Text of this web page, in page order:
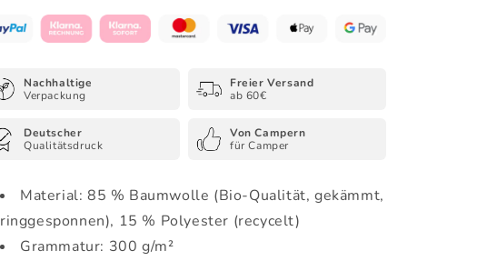
Organic
Zipper
Organic
Zipper
Nachhaltige
Verpackung
Freier Versand
ab 60€
Deutscher
Qualitätsdruck
Von Campern
für Camper
Material: 85 % Baumwolle (Bio-Qualität, gekämmt,
ringgesponnen), 15 % Polyester (recycelt)
Grammatur: 300 g/m²